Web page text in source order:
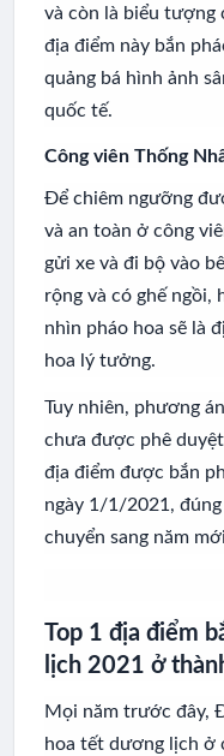
và còn là biểu tượng
địa điểm này bắn
quảng bá hình ảnh
quốc tế.
Công viên Thống
Để chiêm ngưỡng
và an toàn ở công
gửi xe và đi bộ vào
rộng và có ghế ngồi,
nhìn pháo hoa sẽ là
hoa lý tưởng.
Tuy nhiên, phương
chưa được phê
địa điểm được bắn
ngày 1/1/2021,
chuyển sang năm
Top 1 địa điểm
lịch 2021 ở
Mọi năm trước đây,
hoa tết dương lịch ở